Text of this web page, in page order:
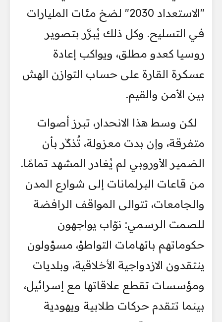
"الاستعداد 2030" لضخ مئات المليارات
في التسليح. وكل ذلك يُبرَّر بتصوير
روسيا كعدو مطلق، ويواكب إعادة
عسكرة القارة على حساب التوازن الهش
بين الأمن والقيم.
لكن وسط هذا الانحدار، تبرز أصوات
متفرقة، وإن بدت معزولة، تُذكّر بأن
الضمير الأوروبي لم يُغادر المشهد تمامًا.
من قاعات البرلمانات إلى شوارع المدن
والجامعات، تتوالى المواقف الرافضة
للصمت الرسمي: نوّاب يواجهون
حكوماتهم باتهامات التواطؤ، مسؤولون
ينتقدون الازدواجية الأخلاقية، وبلديات
ومؤسسات تقطع علاقاتها مع إسرائيل،
بينما تتقدم حركات طلابية ويهودية